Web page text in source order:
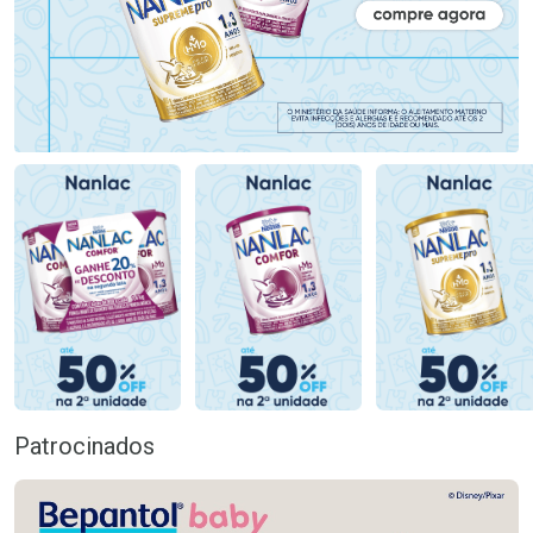
Patrocinados